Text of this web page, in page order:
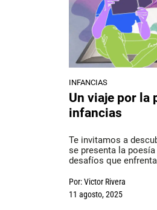
INFANCIAS
Un viaje por la
infancias
Te invitamos a
se presenta la
desafíos que
Por:Victor Rivera
11 agosto, 2025